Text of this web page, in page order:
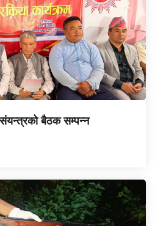
बैठक सम्पन्न